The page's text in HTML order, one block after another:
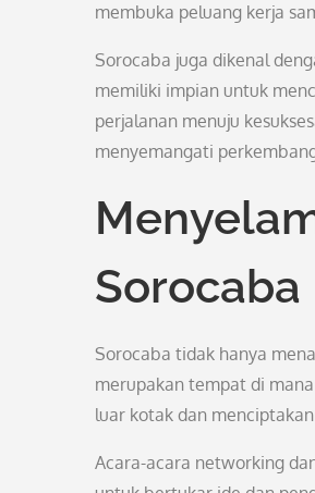
membuka peluang kerja
Sorocaba juga dikenal
memiliki impian untuk
perjalanan menuju
menyemangati
Sorocaba
Sorocaba tidak hanya
merupakan tempat di
luar kotak dan
Acara-acara networking